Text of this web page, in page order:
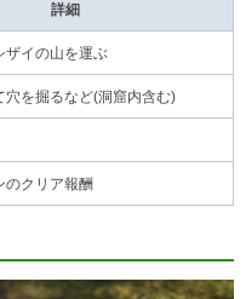
詳細
ザイの山を運ぶ
穴を掘るなど(洞窟内含む)
のクリア報酬